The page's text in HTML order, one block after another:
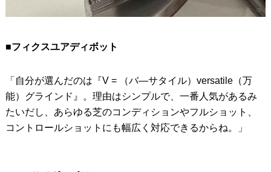
■フィクスユアディボット
「自分が選んだのは『V = （バ―サタイル）versatile（万
能）グラインド』。理由はシンプルで、一番人気があるみ
たいだし、あらゆる芝のコンディションやフルショット、
コントロールショットにも幅広く対応できるからね。」